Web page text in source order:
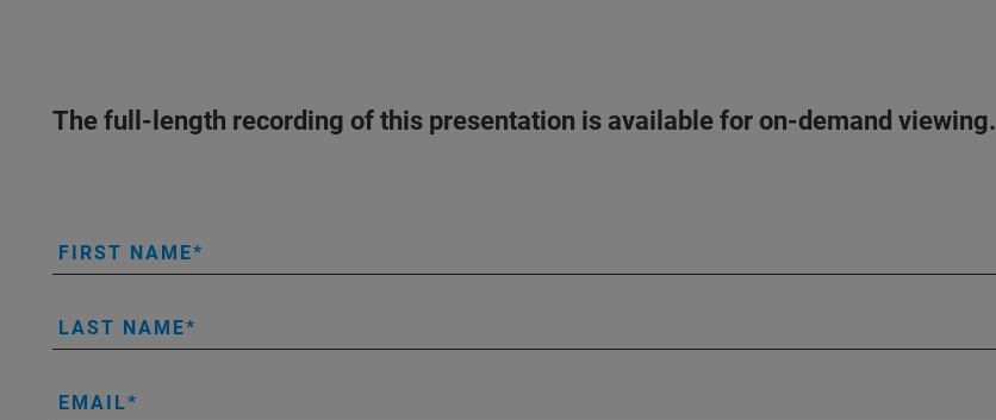
The full-length recording of this presentation is available for on-demand viewing.
FIRST NAME
LAST NAME
EMAIL